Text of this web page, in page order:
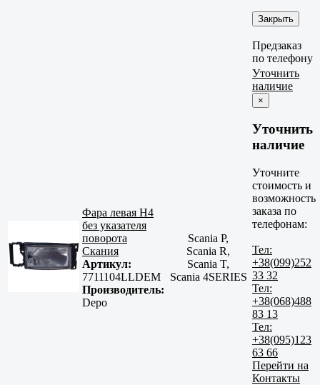
Закрыть
Предзаказ
по телефону
Фара левая H4
без указателя
поворота
Скания
Артикул:
7711104LLDEM
Производитель:
Depo
Scania P,
Scania R,
Scania T,
Scania 4SERIES
Уточнить
наличие
×
Уточнить
наличие
Уточните
стоимость и
возможность
заказа по
телефонам:
Тел:
+38(099)252
33 32
Тел:
+38(068)488
83 13
Тел:
+38(095)123
63 66
Перейти на
Контакты